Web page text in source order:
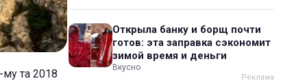
та 2018
Открыла банку и борщ почти
готов: эта заправка сэкономит
зимой время и деньги
Вкусно